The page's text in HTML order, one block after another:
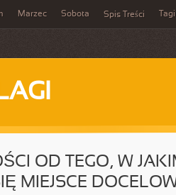
Marzec Sobota Spis Treści Tagi
OD TEGO, W
MIEJSCE